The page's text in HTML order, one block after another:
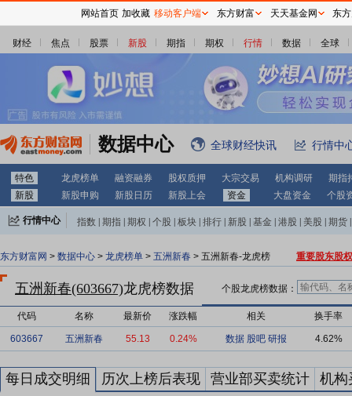
财经 焦点 股票 新股 期指 期权 行情 数据 全球
数据中心 全球财经快讯 行情中
特色 龙虎榜单 融资融券 股权质押 大宗交易 机构调研
期指
新股
新股申购 新股日历 新股上会 资金 大盘资金 个股
行情中心 指数 期指 期权 个股 板块 排行 新股 基金 港股 美股 期货
东方财富网 > 数据中心 > 龙虎榜单 > 五洲新春 > 五洲新春-龙虎榜 重要股东股
五洲新春(603667)龙虎榜数据 个股龙虎榜数据：
代码 名称 最新价 涨跌幅 相关 换手率
603667 五洲新春 55.13 0.24% 数据 股吧 研报 4.62%
每日成交明细 历次上榜后表现 营业部买卖统计 机构
网站首页 加收藏 移动客户端 东方财富 天天基金网 东